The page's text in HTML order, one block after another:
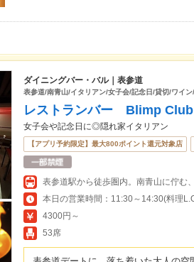
ダイニングバー・バル｜表参道
表参道/南青山/イタリアン/女子会/記念日/貸切/ワイン
レストランバー Blimp Club
女子会や記念日に◎隠れ家イタリアン
【アプリ予約限定】最大800ポイント還元対象店
表参道駅から徒歩圏内。南青山に佇む
4300円～
53席